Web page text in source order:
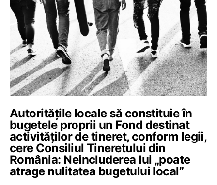
Autoritățile locale să constituie în
bugetele proprii un Fond destinat
activităților de tineret, conform legii,
cere Consiliul Tineretului din
România: Neincluderea lui „poate
atrage nulitatea bugetului local”